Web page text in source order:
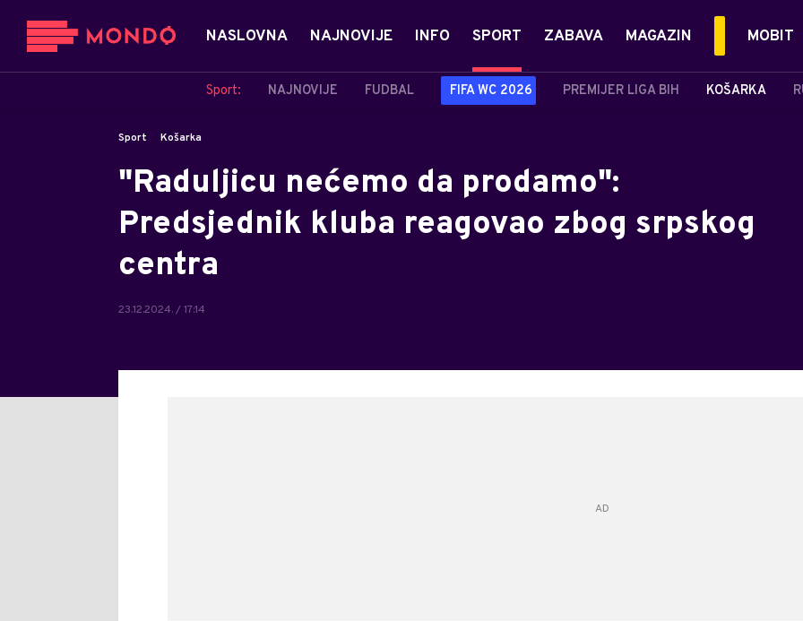
NASLOVNA NAJNOVIJE INFO SPORT
Sport: NAJNOVIJE FUDBAL FIFA WC 2026 PREMIJER LIGA BIH KOŠARKA
ZABAVA MAGAZIN MOBIT
Sport Košarka
"Raduljicu nećemo da prodamo":
Predsjednik kluba reagovao zbog srpskog
centra
23.12.2024. / 17:14